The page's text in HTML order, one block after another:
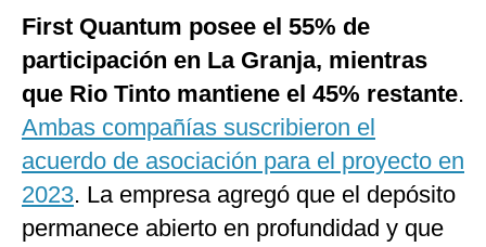
First Quantum posee el 55% de
participación en La Granja, mientras
que Rio Tinto mantiene el 45% restante.
Ambas compañías suscribieron el
acuerdo de asociación para el proyecto en
2023. La empresa agregó que el depósito
permanece abierto en profundidad y que